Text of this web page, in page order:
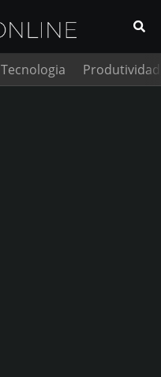
Tecnologia